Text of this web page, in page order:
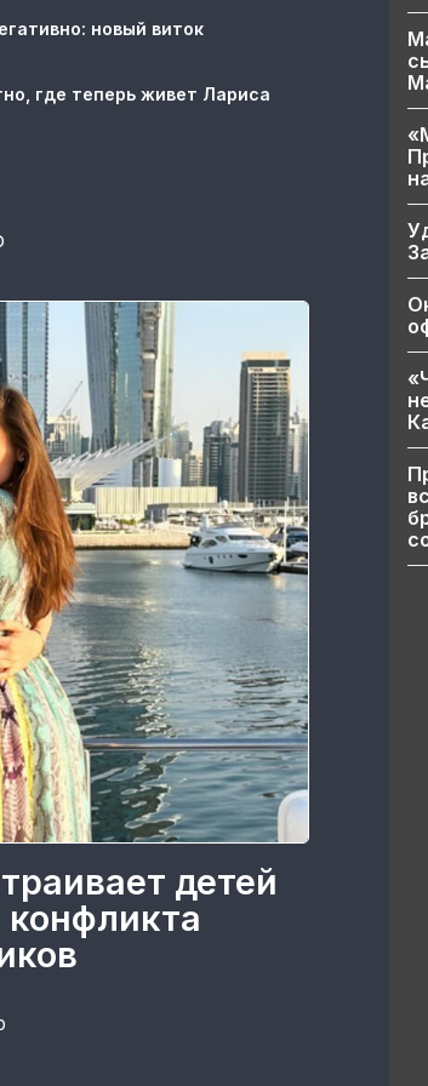
новый виток
где теперь живет Лариса
детей
конфликта